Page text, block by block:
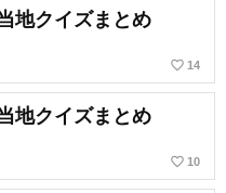
地クイズまとめ
favorite_border 14
地クイズまとめ
favorite_border 10